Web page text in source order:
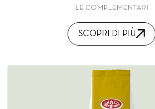
LE COMPLEMENTARI
SCOPRI DI PIÙ